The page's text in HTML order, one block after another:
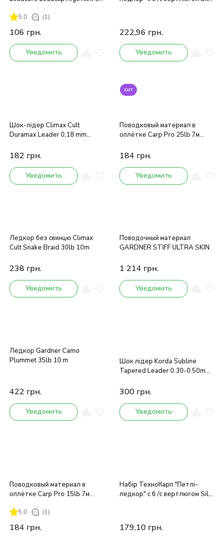
5.0 (1)
106 грн.
Уведомить
222,96 грн.
Уведомить
Шок-лідер Climax Cult
Duramax Leader 0,18 mm
182 грн.
Уведомить
хит
Поводковый материал в
оплётке Carp Pro 25lb 7м
184 грн.
Уведомить
Ледкор без свинцю Climax
Cult Snake Braid 30lb 10m
238 грн.
Уведомить
Поводочный материал
GARDNER STIFF ULTRA SKIN
1 214 грн.
Уведомить
Ледкор Gardner Camo
Plummet 35lb 10 m
422 грн.
Уведомить
Шок лідер Korda Subline
Tapered Leader 0.30-0.50mm
300 грн.
Уведомить
Поводковый материал в
оплётке Carp Pro 15lb 7м
5.0 (1)
184 грн.
Набір ТехноКарп "Петлі-
ледкор" c б /с вертлюгом Silt
179,10 грн.